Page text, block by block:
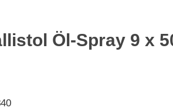
Öl-Spray 9 x